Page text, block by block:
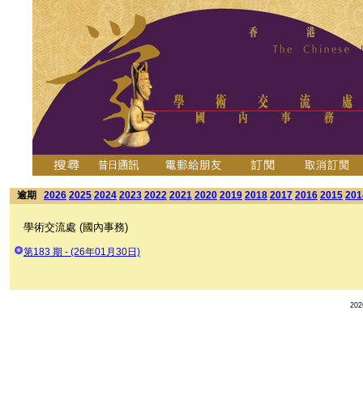
逾期 2026 2025 2024 2023 2022 2021 2020 2019 2018 2017 2016 2015
學術交流處 (國內事務)
第183 期 - (26年01月30日)